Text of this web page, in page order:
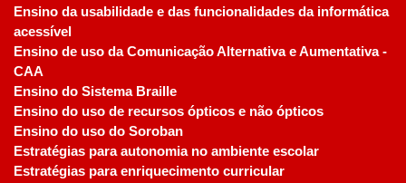
Ensino da usabilidade e das funcionalidades da informática
acessível
Ensino de uso da Comunicação Alternativa e Aumentativa -
CAA
Ensino do Sistema Braille
Ensino do uso de recursos ópticos e não ópticos
Ensino do uso do Soroban
Estratégias para autonomia no ambiente escolar
Estratégias para enriquecimento curricular